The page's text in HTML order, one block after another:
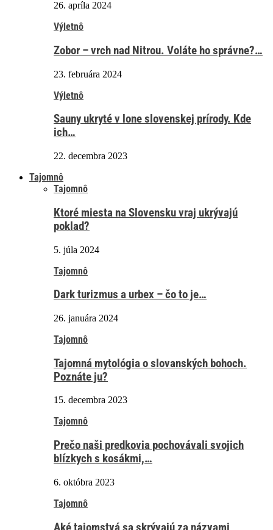
26. apríla 2024
Výletnô
Zobor – vrch nad Nitrou. Voláte ho správne?…
23. februára 2024
Výletnô
Sauny ukryté v lone slovenskej prírody. Kde
ich…
22. decembra 2023
Tajomnô
Tajomnô
Ktoré miesta na Slovensku vraj ukrývajú
poklad?
5. júla 2024
Tajomnô
Dark turizmus a urbex – čo to je…
26. januára 2024
Tajomnô
Tajomná mytológia o slovanských bohoch.
Poznáte ju?
15. decembra 2023
Tajomnô
Prečo naši predkovia pochovávali svojich
blízkych s kosákmi,…
6. októbra 2023
Tajomnô